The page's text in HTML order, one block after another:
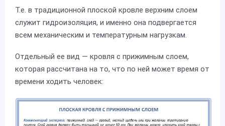
Т.е. в традиционной плоской кровле верхним слоем
служит гидроизоляция, и именно она подвергается
всем механическим и температурным нагрузкам.
Отдельный ее вид — кровля с прижимным слоем,
которая рассчитана на то, что по ней может время от
времени ходить человек: